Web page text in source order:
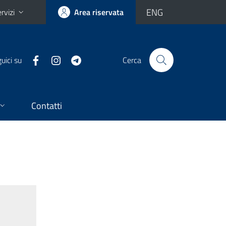
Area riservata ENG
su Cerca
Contatti